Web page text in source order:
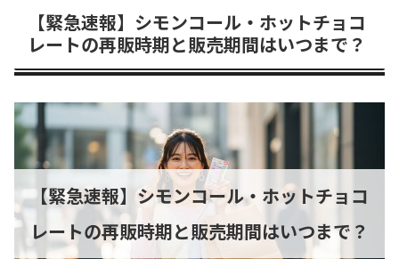
【緊急速報】シモンコール・ホットチョコ
レートの再販時期と販売期間はいつまで？
【緊急速報】シモンコール・ホットチョコ
レートの再販時期と販売期間はいつまで？